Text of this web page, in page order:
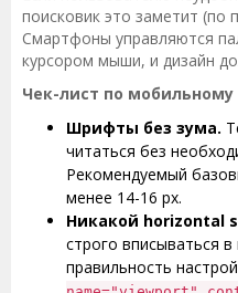
поисковик это заметит (по
Смартфоны управляются
курсором мыши, и дизайн
Чек-лист по
Шрифты без зума.
читаться без
Рекомендуемый
менее 14-16 px.
Никакой horizontal
строго вписываться
правильность